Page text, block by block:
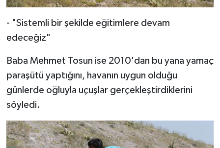
- "Sistemli bir şekilde eğitimlere devam
edeceğiz"
Baba Mehmet Tosun ise 2010'dan bu yana yamaç
paraşütü yaptığını, havanın uygun olduğu
günlerde oğluyla uçuşlar gerçekleştirdiklerini
söyledi.